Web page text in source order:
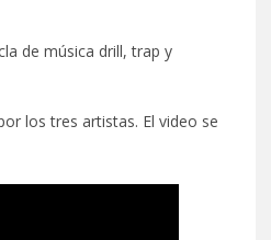
de música drill, trap y
los tres artistas. El video se